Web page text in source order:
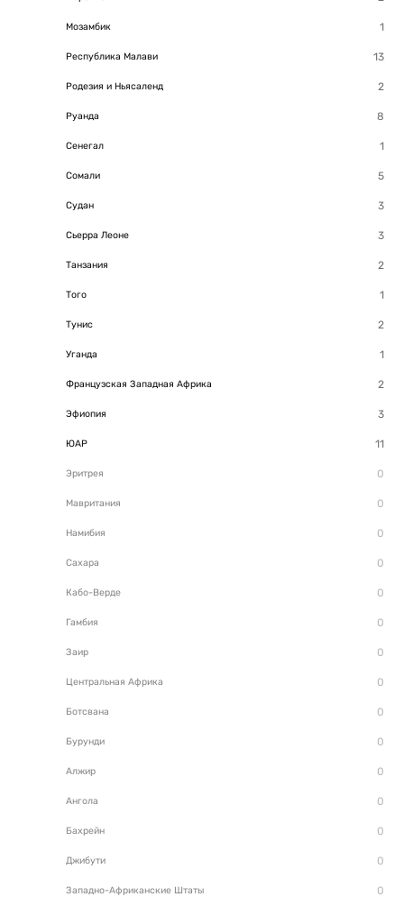
Мозамбик
Республика Малави
Родезия и Ньясаленд
Руанда
Сенегал
Сомали
Судан
Сьерра Леоне
Танзания
Того
Тунис
Уганда
Французская Западная Африка
Эфиопия
ЮАР
Эритрея
Мавритания
Намибия
Сахара
Кабо-Верде
Гамбия
Заир
Центральная Африка
Ботсвана
Бурунди
Алжир
Ангола
Бахрейн
Джибути
Западно-Африканские Штаты